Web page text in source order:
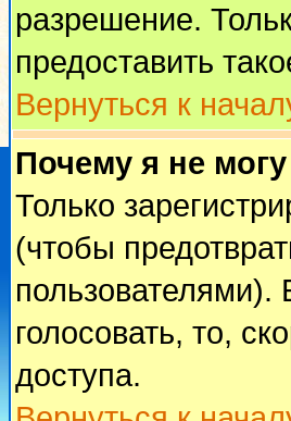
разрешение.
предоставить
Вернуться к
Почему я не
Только
(чтобы
пользователями).
голосовать, то,
доступа.